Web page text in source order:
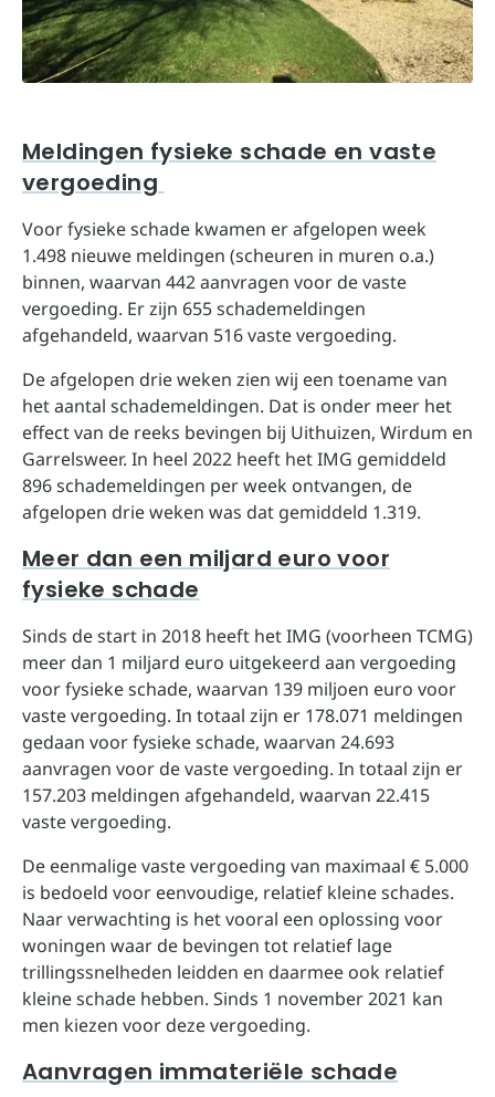
Meldingen fysieke schade en vaste
vergoeding
Voor fysieke schade kwamen er afgelopen week
1.498 nieuwe meldingen (scheuren in muren o.a.)
binnen, waarvan 442 aanvragen voor de vaste
vergoeding. Er zijn 655 schademeldingen
afgehandeld, waarvan 516 vaste vergoeding.
De afgelopen drie weken zien wij een toename van
het aantal schademeldingen. Dat is onder meer het
effect van de reeks bevingen bij Uithuizen, Wirdum en
Garrelsweer. In heel 2022 heeft het IMG gemiddeld
896 schademeldingen per week ontvangen, de
afgelopen drie weken was dat gemiddeld 1.319.
Meer dan een miljard euro voor
fysieke schade
Sinds de start in 2018 heeft het IMG (voorheen TCMG)
meer dan 1 miljard euro uitgekeerd aan vergoeding
voor fysieke schade, waarvan 139 miljoen euro voor
vaste vergoeding. In totaal zijn er 178.071 meldingen
gedaan voor fysieke schade, waarvan 24.693
aanvragen voor de vaste vergoeding. In totaal zijn er
157.203 meldingen afgehandeld, waarvan 22.415
vaste vergoeding.
De eenmalige vaste vergoeding van maximaal € 5.000
is bedoeld voor eenvoudige, relatief kleine schades.
Naar verwachting is het vooral een oplossing voor
woningen waar de bevingen tot relatief lage
trillingssnelheden leidden en daarmee ook relatief
kleine schade hebben. Sinds 1 november 2021 kan
men kiezen voor deze vergoeding.
Aanvragen immateriële schade